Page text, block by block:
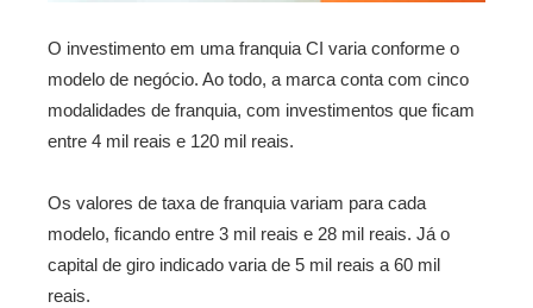
O investimento em uma franquia CI varia conforme o
modelo de negócio. Ao todo, a marca conta com cinco
modalidades de franquia, com investimentos que ficam
entre 4 mil reais e 120 mil reais.
Os valores de taxa de franquia variam para cada
modelo, ficando entre 3 mil reais e 28 mil reais. Já o
capital de giro indicado varia de 5 mil reais a 60 mil
reais.